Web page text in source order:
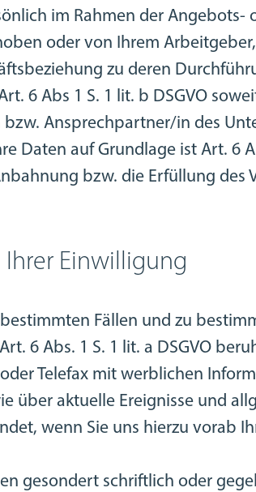
im Rahmen der Angebots-
oder von Ihrem
zu deren
6 Abs 1 S. 1 lit. b DSGVO
Ansprechpartner/in des
auf Grundlage ist Art. 6
bzw. die Erfüllung des
Einwilligung
Fällen und zu
6 Abs. 1 S. 1 lit. a DSGVO
Telefax mit werblichen
über aktuelle Ereignisse und
wenn Sie uns hierzu vorab
gesondert schriftlich oder